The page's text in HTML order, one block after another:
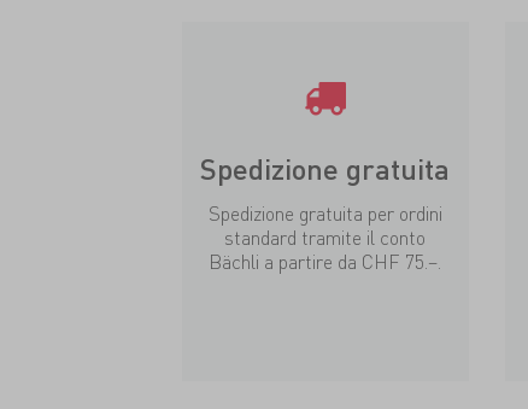
Spedizione gratuita
Spedizione gratuita per ordini
standard tramite il conto
Bächli a partire da CHF 75.–.